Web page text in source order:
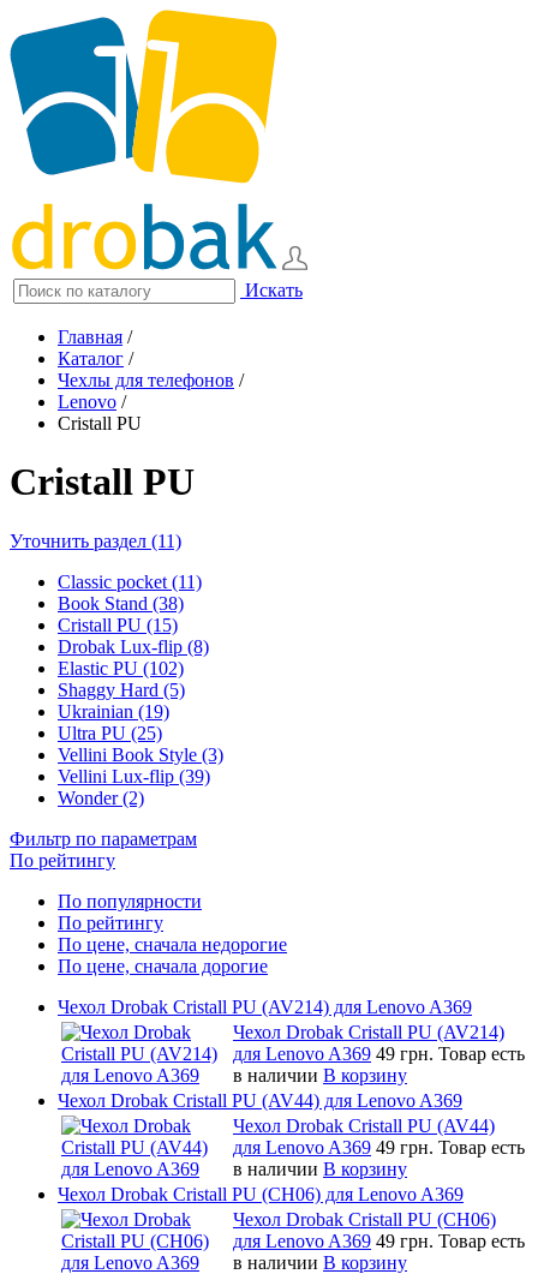
Искать
Главная /
Каталог /
Чехлы для телефонов /
Lenovo /
Cristall PU
Cristall PU
Уточнить раздел (11)
Classic pocket (11)
Book Stand (38)
Cristall PU (15)
Drobak Lux-flip (8)
Elastic PU (102)
Shaggy Hard (5)
Ukrainian (19)
Ultra PU (25)
Vellini Book Style (3)
Vellini Lux-flip (39)
Wonder (2)
Фильтр по параметрам
По рейтингу
По популярности
По рейтингу
По цене, сначала недорогие
По цене, сначала дорогие
Чехол Drobak Cristall PU (AV214) для Lenovo A369
Чехол Drobak Cristall PU (AV214)
для Lenovo A369 49 грн. Товар есть
в наличии В корзину
Чехол Drobak Cristall PU (AV44) для Lenovo A369
Чехол Drobak Cristall PU (AV44)
для Lenovo A369 49 грн. Товар есть
в наличии В корзину
Чехол Drobak Cristall PU (CH06) для Lenovo A369
Чехол Drobak Cristall PU (CH06)
для Lenovo A369 49 грн. Товар есть
в наличии В корзину